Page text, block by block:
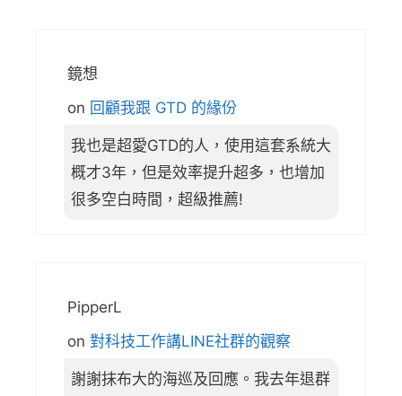
鏡想
on 回顧我跟 GTD 的緣份
我也是超愛GTD的人，使用這套系統大
概才3年，但是效率提升超多，也增加
很多空白時間，超級推薦!
PipperL
on 對科技工作講LINE社群的觀察
謝謝抹布大的海巡及回應。我去年退群